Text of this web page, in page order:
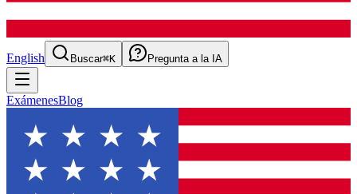
English Buscar⌘K Pregunta a la IA
ExámenesBlog